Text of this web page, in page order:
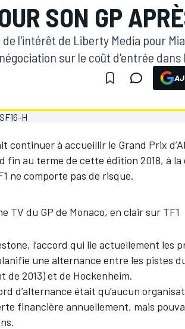
SON GP
l'intérêt de Liberty Media pour
sur le coût d'entrée dans
continuer à accueillir le Grand Prix
au terme de cette édition 2018, à la
ne comporte pas de risque.
TV du GP de Monaco, en clair sur TF1
l’accord qui lie actuellement les
une alternance entre les pistes
de 2013) et de Hockenheim.
d’alternance était qu’aucun
financière annuellement, mais